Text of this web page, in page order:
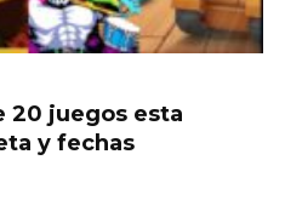
20 juegos esta
y fechas